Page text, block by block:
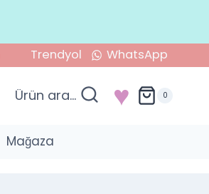
Trendyol WhatsApp
Ürün ara... ♥ 0
Mağaza